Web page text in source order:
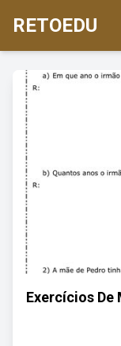
RETOEDU
Exercícios De